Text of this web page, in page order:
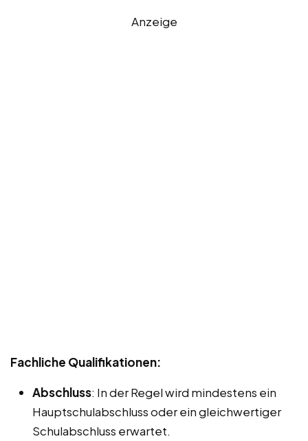
Anzeige
Fachliche Qualifikationen:
Abschluss: In der Regel wird mindestens ein
Hauptschulabschluss oder ein gleichwertiger
Schulabschluss erwartet.